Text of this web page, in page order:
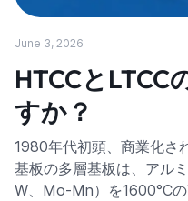
June 3, 2026
HTCCとLTCC
すか？
1980年代初頭、商業化さ
基板の多層基板は、アル
W、Mo-Mn）を1600°C